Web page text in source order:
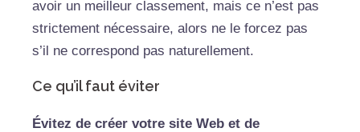
avoir un meilleur classement, mais ce n’est pas
strictement nécessaire, alors ne le forcez pas
s’il ne correspond pas naturellement.
Ce qu’il faut éviter
Évitez de créer votre site Web et de